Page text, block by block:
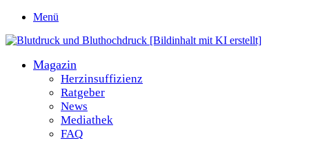
Menü
Magazin
Herzinsuffizienz
Ratgeber
News
Mediathek
FAQ